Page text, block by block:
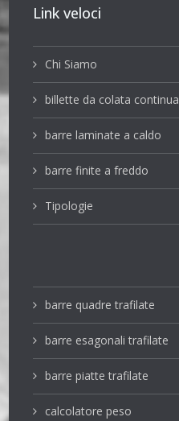
Link veloci
Chi Siamo
billette da colata continua
barre laminate a caldo
barre finite a freddo
Tipologie
barre quadre trafilate
barre esagonali trafilate
barre piatte trafilate
calcolatore peso